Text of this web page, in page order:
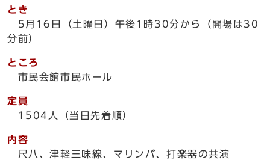
とき
5月16日（土曜日）午後1時30分から（開場は30
分前）
ところ
市民会館市民ホール
定員
1504人（当日先着順）
内容
尺八、津軽三味線、マリンバ、打楽器の共演